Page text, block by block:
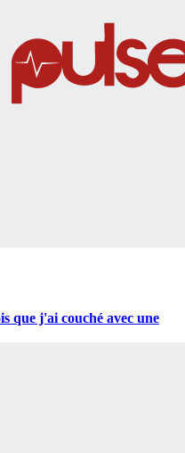
que j'ai couché avec une